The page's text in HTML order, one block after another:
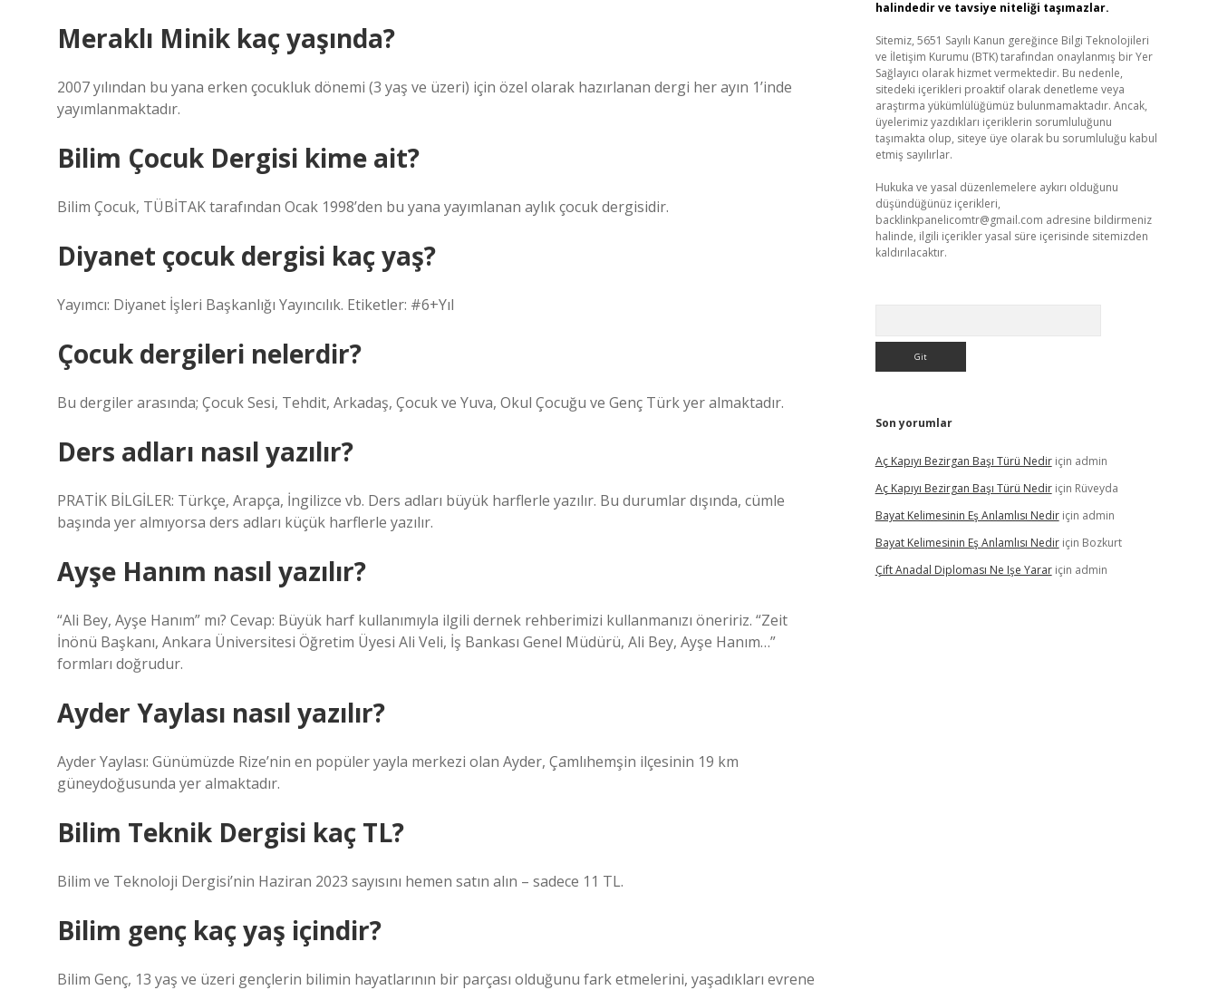
Meraklı Minik kaç yaşında?
2007 yılından bu yana erken çocukluk dönemi (3 yaş ve üzeri) için özel olarak hazırlanan dergi her ayın 1’inde
yayımlanmaktadır.
Bilim Çocuk Dergisi kime ait?
Bilim Çocuk, TÜBİTAK tarafından Ocak 1998’den bu yana yayımlanan aylık çocuk dergisidir.
Diyanet çocuk dergisi kaç yaş?
Yayımcı: Diyanet İşleri Başkanlığı Yayıncılık. Etiketler: #6+Yıl
Çocuk dergileri nelerdir?
Bu dergiler arasında; Çocuk Sesi, Tehdit, Arkadaş, Çocuk ve Yuva, Okul Çocuğu ve Genç Türk yer almaktadır.
Ders adları nasıl yazılır?
PRATİK BİLGİLER: Türkçe, Arapça, İngilizce vb. Ders adları büyük harflerle yazılır. Bu durumlar dışında, cümle
başında yer almıyorsa ders adları küçük harflerle yazılır.
Ayşe Hanım nasıl yazılır?
“Ali Bey, Ayşe Hanım” mı? Cevap: Büyük harf kullanımıyla ilgili dernek rehberimizi kullanmanızı öneririz. “Zeit
İnönü Başkanı, Ankara Üniversitesi Öğretim Üyesi Ali Veli, İş Bankası Genel Müdürü, Ali Bey, Ayşe Hanım…”
formları doğrudur.
Ayder Yaylası nasıl yazılır?
Ayder Yaylası: Günümüzde Rize’nin en popüler yayla merkezi olan Ayder, Çamlıhemşin ilçesinin 19 km
güneydoğusunda yer almaktadır.
Bilim Teknik Dergisi kaç TL?
Bilim ve Teknoloji Dergisi’nin Haziran 2023 sayısını hemen satın alın – sadece 11 TL.
Bilim genç kaç yaş içindir?
Bilim Genç, 13 yaş ve üzeri gençlerin bilimin hayatlarının bir parçası olduğunu fark etmelerini, yaşadıkları evrene
halindedir ve tavsiye niteliği taşımazlar.
Sitemiz, 5651 Sayılı Kanun gereğince Bilgi Teknolojileri
ve İletişim Kurumu (BTK) tarafından onaylanmış bir Yer
Sağlayıcı olarak hizmet vermektedir. Bu nedenle,
sitedeki içerikleri proaktif olarak denetleme veya
araştırma yükümlülüğümüz bulunmamaktadır. Ancak,
üyelerimiz yazdıkları içeriklerin sorumluluğunu
taşımakta olup, siteye üye olarak bu sorumluluğu kabul
etmiş sayılırlar.
Hukuka ve yasal düzenlemelere aykırı olduğunu
düşündüğünüz içerikleri,
backlinkpanelicomtr@gmail.com adresine bildirmeniz
halinde, ilgili içerikler yasal süre içerisinde sitemizden
kaldırılacaktır.
Son yorumlar
Aç Kapıyı Bezirgan Başı Türü Nediriçin admin
Aç Kapıyı Bezirgan Başı Türü Nediriçin Rüveyda
Bayat Kelimesinin Eş Anlamlısı Nediriçin admin
Bayat Kelimesinin Eş Anlamlısı Nediriçin Bozkurt
Çift Anadal Diploması Ne Işe Yarariçin admin